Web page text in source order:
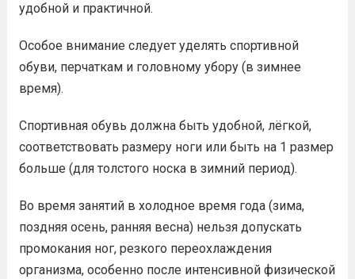
удобной и практичной.
Особое внимание следует уделять спортивной
обуви, перчаткам и головному убору (в зимнее
время).
Спортивная обувь должна быть удобной, лёгкой,
соответствовать размеру ноги или быть на 1 размер
больше (для толстого носка в зимний период).
Во время занятий в холодное время года (зима,
поздняя осень, ранняя весна) нельзя допускать
промокания ног, резкого переохлаждения
организма, особенно после интенсивной физической